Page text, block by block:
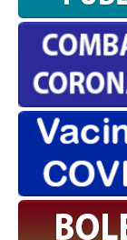
OK
Cookies Policy